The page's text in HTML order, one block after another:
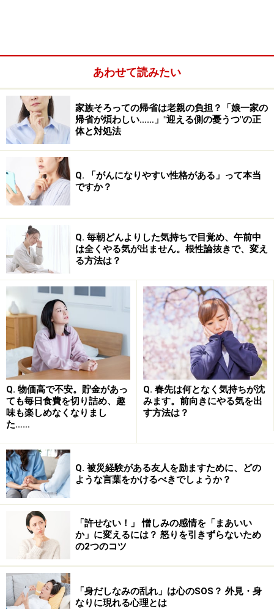
中高年になると、上のような複雑な心境をおぼえ、つら
く感じる人が増えていくようです。仕事や子育て、介護
などの責務から解放され、ほっとすると同時に、むなし
い気持ちやさびしい気持ちが押し寄せ、憂うつになって
しまう。このような状態になる方は少なくありません。
重い荷物を下ろしたあとのように、無気力
になる「荷下ろし症候群」
こうした状況のときに注意したいのが、
群」です。背負いつづけてきた重い荷物を下ろしたとき
のように、緊張感から解放されるとともに気が抜けてし
まい、無気力になりやすくなる心身の状態です。
「休日も返上して全力で働いてきたのに、結局なにも残
らなかったのではないか……」
「子どもはあっさりと親元を去ってしまった。何のため
に苦労してきたのだろう……」
「家族がいなくなった今、いったいなにを心の支えに生
きていけばいいのか……」
このように、「自分は何のために生きているだろう」と
考え続け、答えが見つからずに虚無感におそわれる方も
います。体を休めても疲労感がとれず、よく眠れない、
食欲がわかない方も少なくありません。
なにもしたくない、人に会いたくない……家
にこもり老化が進むことも
あわせて読みたい
家族そろっての帰省は老親の負担？「娘一家の
帰省が煩わしい……」"迎える側の憂うつ"の正
体と対処法
Q. 「がんになりやすい性格がある」って本当
ですか？
Q. 毎朝どんよりした気持ちで目覚め、午前中
は全くやる気が出ません。根性論抜きで、変え
る方法は？
Q. 物価高で不安。貯金があっ
ても毎日食費を切り詰め、趣
味も楽しめなくなりまし
た……
Q. 春先は何となく気持ちが沈
みます。前向きにやる気を出
す方法は？
Q. 被災経験がある友人を励ますために、どの
ような言葉をかけるべきでしょうか？
「許せない！」 憎しみの感情を「まあいい
か」に変えるには？ 怒りを引きずらないため
の2つのコツ
「身だしなみの乱れ」は心のSOS？ 外見・身
なりに現れる心理とは